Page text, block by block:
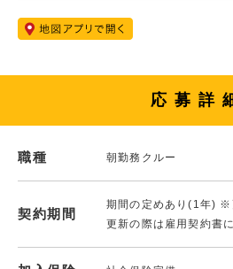
応募詳
職種 朝勤務クルー
契約期間
期間の定めあり(1年) ※
更新の際は雇用契約書